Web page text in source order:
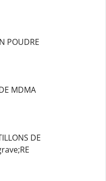
POUDRE
MDMA
DE